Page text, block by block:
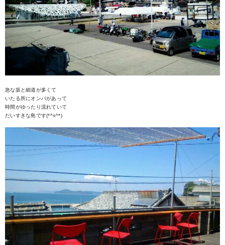
急な坂と細道が多くて
いたる所にオンバがあって
時間がゆったり流れていて
だいすきな島です(*^○^*)